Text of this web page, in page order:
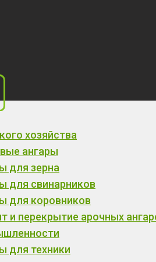
хозяйства
ангары
для зерна
для свинарников
для коровников
и перекрытие арочных
для техники